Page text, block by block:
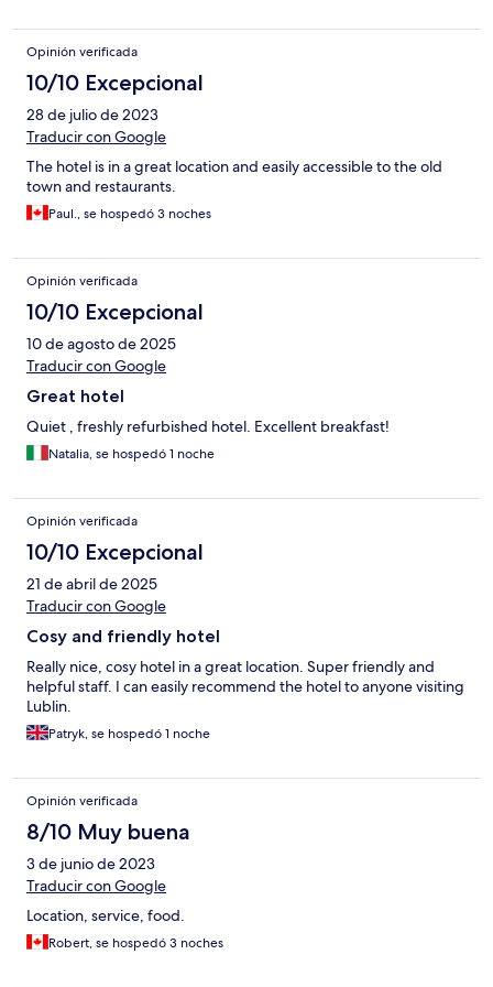
Opinión verificada
10/10 Excepcional
28 de julio de 2023
Traducir con Google
The hotel is in a great location and easily accessible to the old
town and restaurants.
Paul., se hospedó 3 noches
Opinión verificada
10/10 Excepcional
10 de agosto de 2025
Traducir con Google
Great hotel
Quiet , freshly refurbished hotel. Excellent breakfast!
Natalia, se hospedó 1 noche
Opinión verificada
10/10 Excepcional
21 de abril de 2025
Traducir con Google
Cosy and friendly hotel
Really nice, cosy hotel in a great location. Super friendly and
helpful staff. I can easily recommend the hotel to anyone visiting
Lublin.
Patryk, se hospedó 1 noche
Opinión verificada
8/10 Muy buena
3 de junio de 2023
Traducir con Google
Location, service, food.
Robert, se hospedó 3 noches